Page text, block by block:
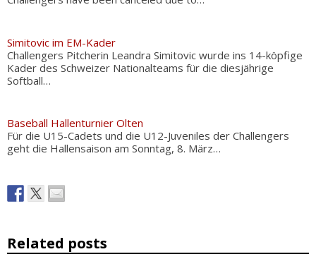
Simitovic im EM-Kader
Challengers Pitcherin Leandra Simitovic wurde ins 14-köpfige
Kader des Schweizer Nationalteams für die diesjährige
Softball…
Baseball Hallenturnier Olten
Für die U15-Cadets und die U12-Juveniles der Challengers
geht die Hallensaison am Sonntag, 8. März…
Related posts